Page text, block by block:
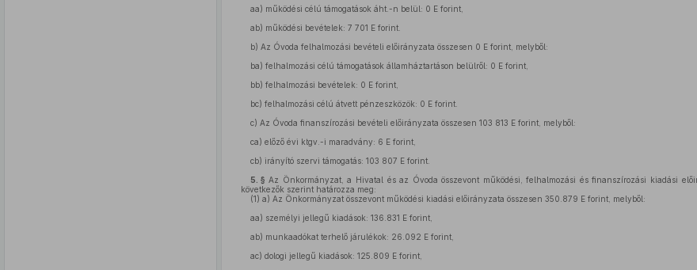
aa) működési célú támogatások áht.-n belül: 0 E forint,
ab) működési bevételek: 7 701 E forint.
b) Az Óvoda felhalmozási bevételi előirányzata összesen 0 E forint, melyből:
ba) felhalmozási célú támogatások államháztartáson belülről: 0 E forint,
bb) felhalmozási bevételek: 0 E forint,
bc) felhalmozási célú átvett pénzeszközök: 0 E forint.
c) Az Óvoda finanszírozási bevételi előirányzata összesen 103 813 E forint, melyből:
ca) előző évi ktgv.-i maradvány: 6 E forint,
cb) irányító szervi támogatás: 103 807 E forint.
5. § Az Önkormányzat, a Hivatal és az Óvoda összevont működési, felhalmozási és finanszírozási kiadási
következők szerint határozza meg:
(1) a) Az Önkormányzat összevont működési kiadási előirányzata összesen 350.879 E forint, melyből:
aa) személyi jellegű kiadások: 136.831 E forint,
ab) munkaadókat terhelő járulékok: 26.092 E forint,
ac) dologi jellegű kiadások: 125.809 E forint,